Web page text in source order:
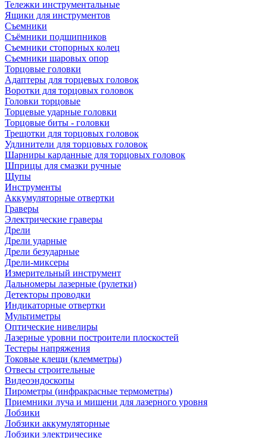
Тележки инструментальные
Ящики для инструментов
Съемники
Съёмники подшипников
Съемники стопорных колец
Съемники шаровых опор
Торцовые головки
Адаптеры для торцевых головок
Воротки для торцовых головок
Головки торцовые
Торцевые ударные головки
Торцовые биты - головки
Трещотки для торцовых головок
Удлинители для торцовых головок
Шарниры карданные для торцовых головок
Шприцы для смазки ручные
Щупы
Инструменты
Аккумуляторные отвертки
Граверы
Электрические граверы
Дрели
Дрели ударные
Дрели безударные
Дрели-миксеры
Измерительный инструмент
Дальномеры лазерные (рулетки)
Детекторы проводки
Индикаторные отвертки
Мультиметры
Оптические нивелиры
Лазерные уровни построители плоскостей
Тестеры напряжения
Токовые клещи (клемметры)
Отвесы строительные
Видеоэндоскопы
Пирометры (инфракрасные термометры)
Приемники луча и мишени для лазерного уровня
Лобзики
Лобзики аккумуляторные
Лобзики электричесике